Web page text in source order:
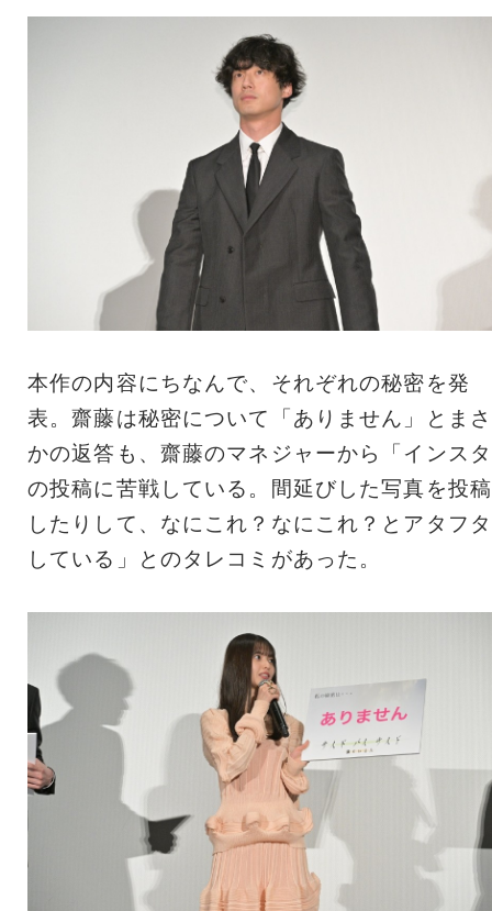
本作の内容にちなんで、それぞれの秘密を発
表。齋藤は秘密について「ありません」とまさ
かの返答も、齋藤のマネジャーから「インスタ
の投稿に苦戦している。間延びした写真を投稿
したりして、なにこれ？なにこれ？とアタフタ
している」とのタレコミがあった。